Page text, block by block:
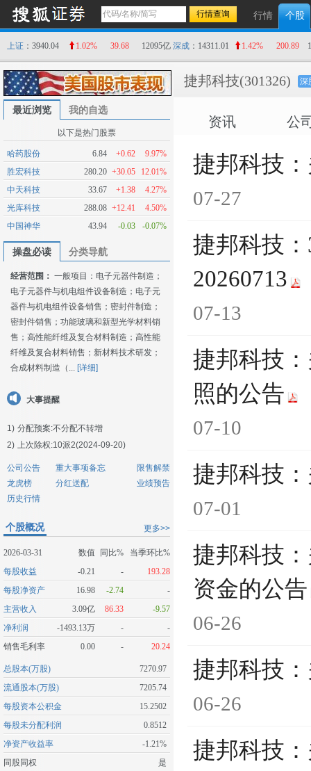
行情 个股
上证 ：3940.04 1.02% 39.68 12095亿 深成 ：14311.01 1.42% 200.89
最近浏览 我的自选
以下是热门股票
哈药股份 6.84 +0.62
9.97%
胜宏科技
280.20 +30.05
12.01%
中天科技
33.67 +1.38
4.27%
光库科技
288.08 +12.41
4.50%
中国神华
43.94 -0.03 -0.07%
操盘必读 分类导航
经营范围： 一般项目：电子元器件制造；
电子元器件与机电组件设备制造；电子元
器件与机电组件设备销售；密封件制造；
密封件销售；功能玻璃和新型光学材料销
售；高性能纤维及复合材料制造；高性能
纤维及复合材料销售；新材料技术研发；
合成材料制造（... [详细]
大事提醒
1) 分配预案:不分配不转增
2) 上次除权:10派2(2024-09-20)
公司公告 重大事项备忘
限售解禁
龙虎榜
分红送配
业绩预告
历史行情
更多>>
个股概况
2026-03-31 数值 同比%
当季环比%
每股收益
-0.21 -
193.28
每股净资产
16.98 -2.74
-
主营收入
3.09亿 86.33
-9.57
净利润
-1493.13万 -
-
销售毛利率
0.00 - 20.24
总股本(万股)
7270.97
流通股本(万股)
7205.74
每股资本公积金
15.2502
每股未分配利润
0.8512
净资产收益率
-1.21%
同股同权
是
捷邦科技(301326) 深
资讯 公
捷邦科技
07-27
捷邦科技
20260713
07-13
捷邦科技
照的公告
07-10
捷邦科技
07-01
捷邦科技
资金的公告
06-26
捷邦科技
06-26
捷邦科技